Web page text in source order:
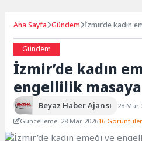
Ana Sayfa Gündem İzmir’de kadın
Gündem
İzmir’de kadın
engellilik masaya
Beyaz Haber Ajansı
28 Mar
Güncelleme: 28 Mar 202616